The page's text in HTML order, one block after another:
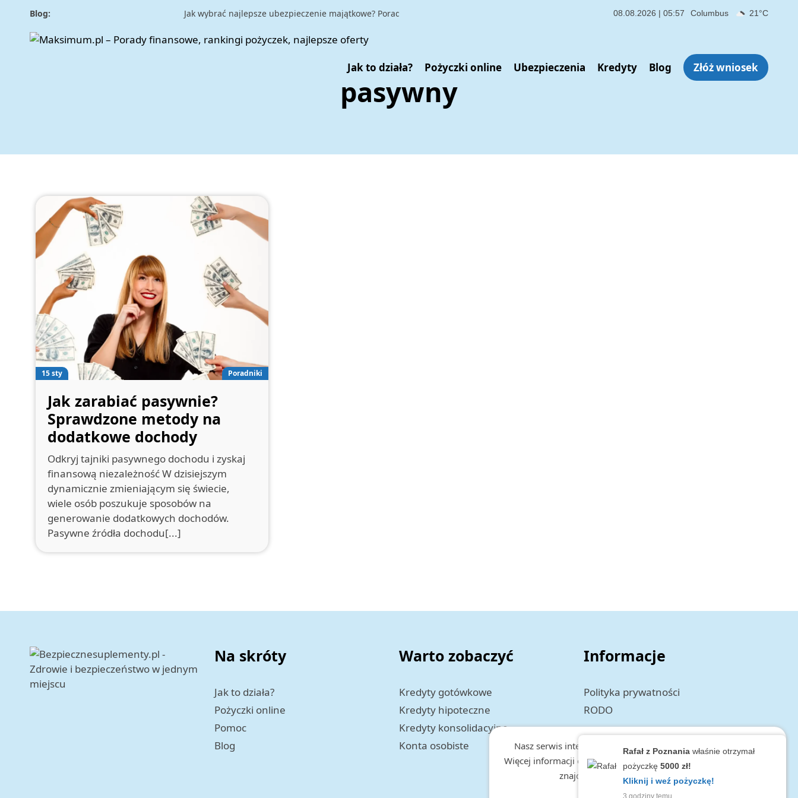
Blog: Jak wybrać najlepsze ubezpieczenie majątkowe? Poradnik dla świadomych finansowo Ubezpieczenie na życie – czy warto? Kluczowe korzyści i pułapki, na
08.08.2026 | 05:57 Columbus 21°C
Jak to działa? Pożyczki online Ubezpieczenia Kredyty Blog Złóż wniosek
Nasz serwis internetowy tworzy i wykorzystuje pliki Cookies.
Więcej informacji o cookies, zakresie i celu przetwarzania danych,
znajduje się w
polityce prywatności.
Rafał z Poznania właśnie otrzymał
pożyczkę 5000 zł!
Kliknij i weź pożyczkę!
3 godziny temu
pasywny
15 sty Poradniki
Jak zarabiać pasywnie?
Sprawdzone metody na
dodatkowe dochody
Odkryj tajniki pasywnego dochodu i zyskaj
finansową niezależność W dzisiejszym
dynamicznie zmieniającym się świecie,
wiele osób poszukuje sposobów na
generowanie dodatkowych dochodów.
Pasywne źródła dochodu[...]
Na skróty
Jak to działa?
Pożyczki online
Pomoc
Blog
Warto zobaczyć
Kredyty gotówkowe
Kredyty hipoteczne
Kredyty konsolidacyjne
Konta osobiste
Informacje
Polityka prywatności
RODO